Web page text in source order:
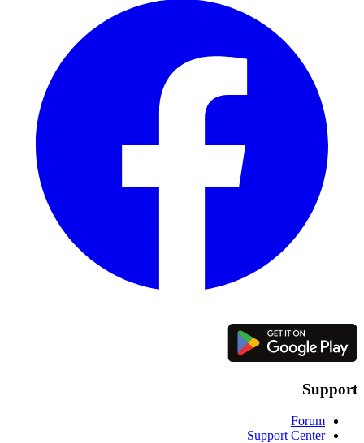
Support
Forum
Support Center